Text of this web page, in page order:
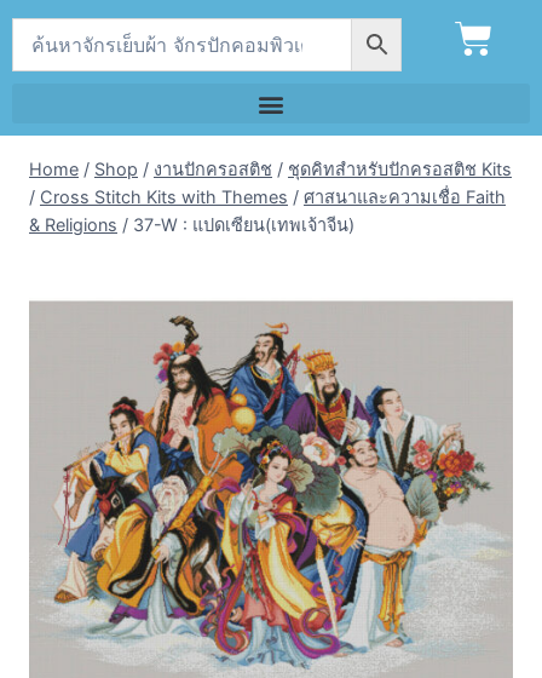
Home / Shop / งานปักครอสติช / ชุดคิทสำหรับปักครอสติช Kits
/ Cross Stitch Kits with Themes / ศาสนาและความเชื่อ Faith
& Religions / 37-W : แปดเซียน(เทพเจ้าจีน)